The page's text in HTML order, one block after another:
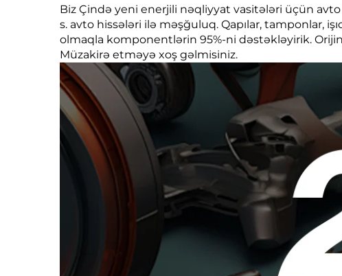
Biz Çində yeni enerjili nəqliyyat vasitələri üçün avto
s. avto hissələri ilə məşğuluq. Qapılar, tamponlar,
olmaqla komponentlərin 95%-ni dəstəkləyirik.
Müzakirə etməyə xoş gəlmisiniz.